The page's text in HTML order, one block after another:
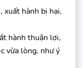
xuất hành bị hại,
hành thuận lợi,
vừa lòng, như ý